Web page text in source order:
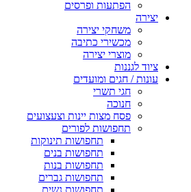
הפתעות ופרסים
יצירה
משחקי יצירה
מכשירי כתיבה
מוצרי יצירה
ציוד לגננות
עונות / חגים ומועדים
חגי תשרי
חנוכה
פסח מצות יינות וצעצועים
תחפושות לפורים
תחפושות תינוקות
תחפושות בנים
תחפושות בנות
תחפושות גברים
תחפושות נשים